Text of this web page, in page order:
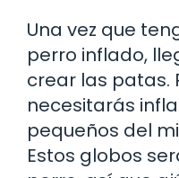
Una vez que
perro inflado,
crear las patas.
necesitarás
pequeños del
Estos globos